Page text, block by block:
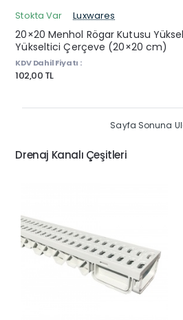
Stokta Var Luxwares
20×20 Menhol Rögar Kutusu
Yükseltici Çerçeve (20×20 cm)
KDV Dahil Fiyatı :
102,00 TL
Sayfa Sonuna
Drenaj Kanalı Çeşitleri